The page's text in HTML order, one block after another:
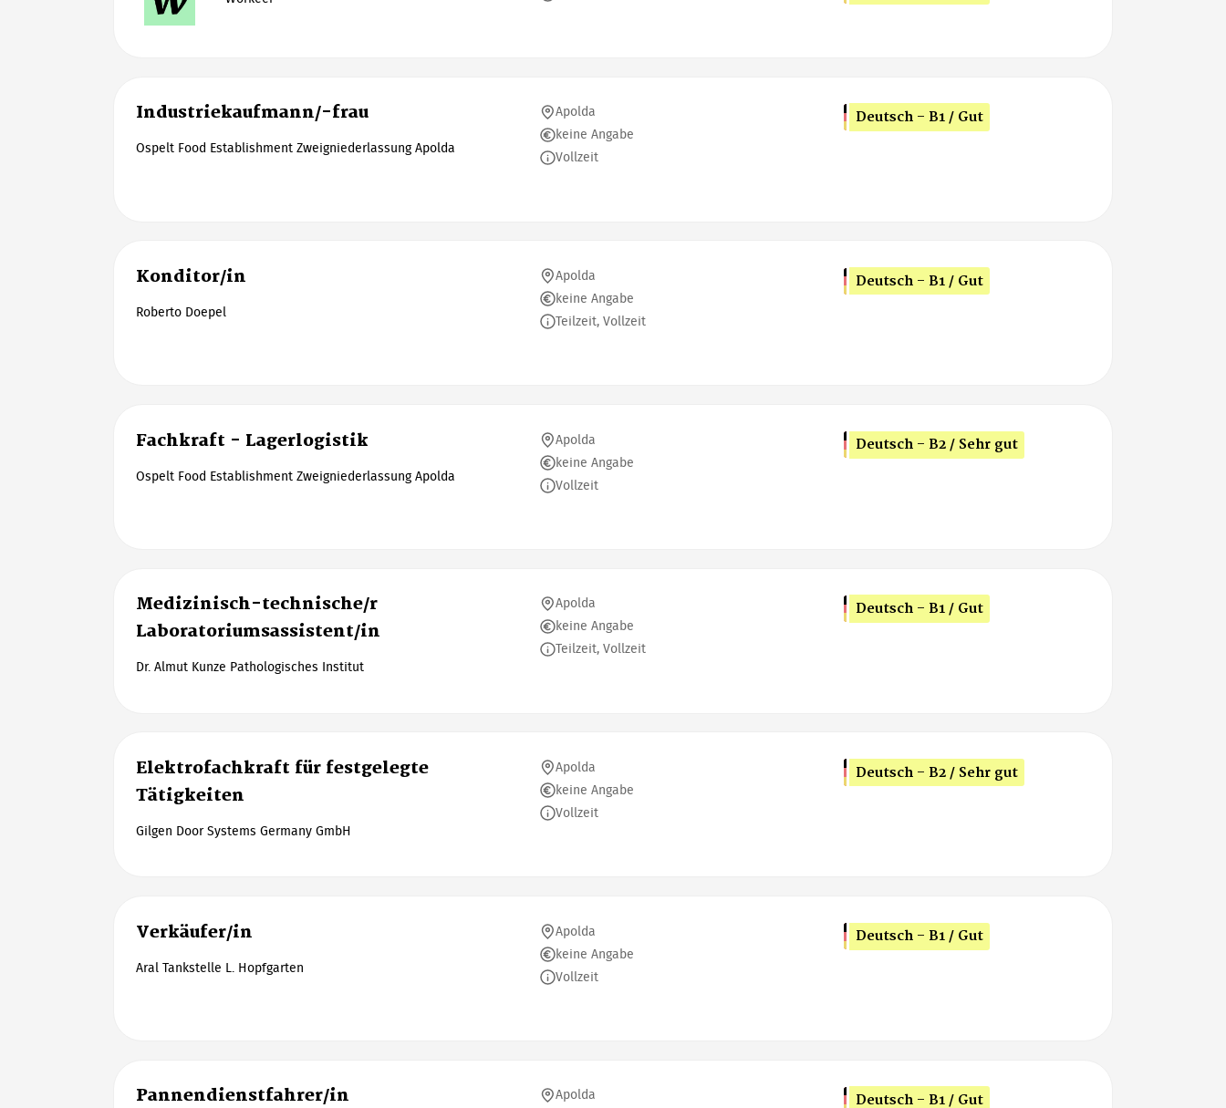
Industriekaufmann/-frau
Ospelt Food Establishment Zweigniederlassung Apolda
Apolda
keine Angabe
Vollzeit
Deutsch - B1 / Gut
Konditor/in
Roberto Doepel
Apolda
keine Angabe
Teilzeit, Vollzeit
Deutsch - B1 / Gut
Fachkraft - Lagerlogistik
Ospelt Food Establishment Zweigniederlassung Apolda
Apolda
keine Angabe
Vollzeit
Deutsch - B2 / Sehr gut
Medizinisch-technische/r
Laboratoriumsassistent/in
Dr. Almut Kunze Pathologisches Institut
Apolda
keine Angabe
Teilzeit, Vollzeit
Deutsch - B1 / Gut
Elektrofachkraft für festgelegte
Tätigkeiten
Gilgen Door Systems Germany GmbH
Apolda
keine Angabe
Vollzeit
Deutsch - B2 / Sehr gut
Verkäufer/in
Aral Tankstelle L. Hopfgarten
Apolda
keine Angabe
Vollzeit
Deutsch - B1 / Gut
Pannendienstfahrer/in Apolda Deutsch - B1 / Gut